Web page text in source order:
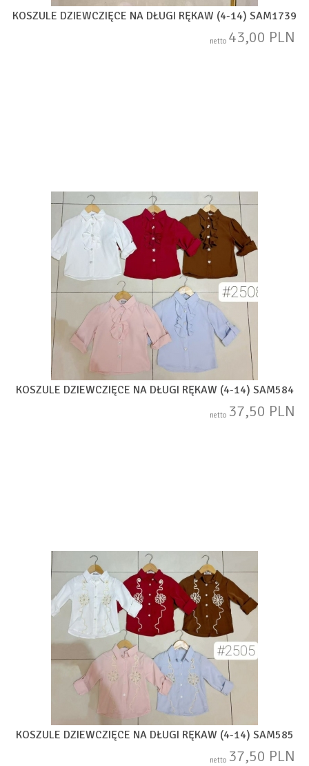
KOSZULE DZIEWCZIĘCE NA DŁUGI RĘKAW (4-14) SAM1739
netto 43,00 PLN
KOSZULE DZIEWCZIĘCE NA DŁUGI RĘKAW (4-14) SAM584
netto 37,50 PLN
KOSZULE DZIEWCZIĘCE NA DŁUGI RĘKAW (4-14) SAM585
netto 37,50 PLN